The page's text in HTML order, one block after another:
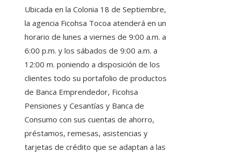
Ubicada en la Colonia 18 de Septiembre,
la agencia Ficohsa Tocoa atenderá en un
horario de lunes a viernes de 9:00 a.m. a
6:00 p.m. y los sábados de 9:00 a.m. a
12:00 m. poniendo a disposición de los
clientes todo su portafolio de productos
de Banca Emprendedor, Ficohsa
Pensiones y Cesantías y Banca de
Consumo con sus cuentas de ahorro,
préstamos, remesas, asistencias y
tarjetas de crédito que se adaptan a las